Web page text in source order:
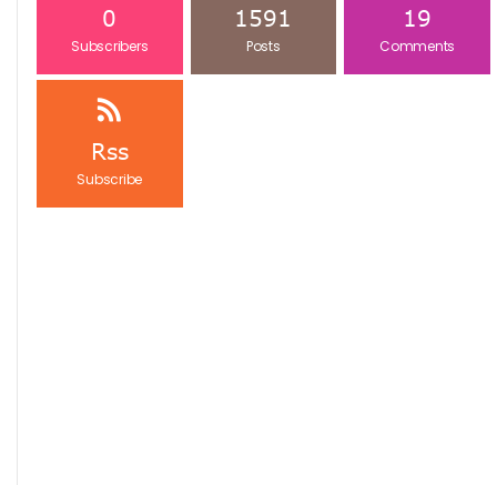
0
Subscribers
1591
Posts
19
Comments
Rss
Subscribe